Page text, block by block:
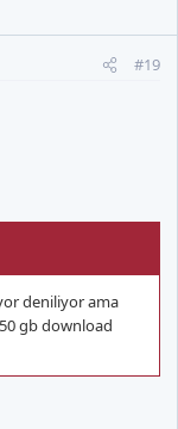
#19
deniliyor ama
gb download